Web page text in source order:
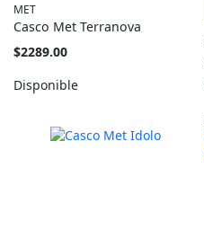
MET
Casco Met Terranova
Tan
como
$2289.00
Disponible